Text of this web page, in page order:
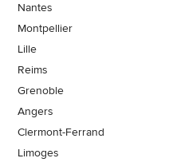
Nantes
Montpellier
Lille
Reims
Grenoble
Angers
Clermont-Ferrand
Limoges